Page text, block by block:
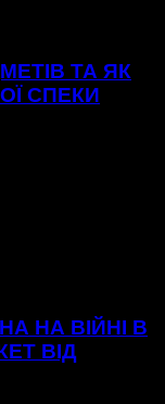
ТА ЯК
СПЕКИ
НА ВІЙНІ В
ВІД